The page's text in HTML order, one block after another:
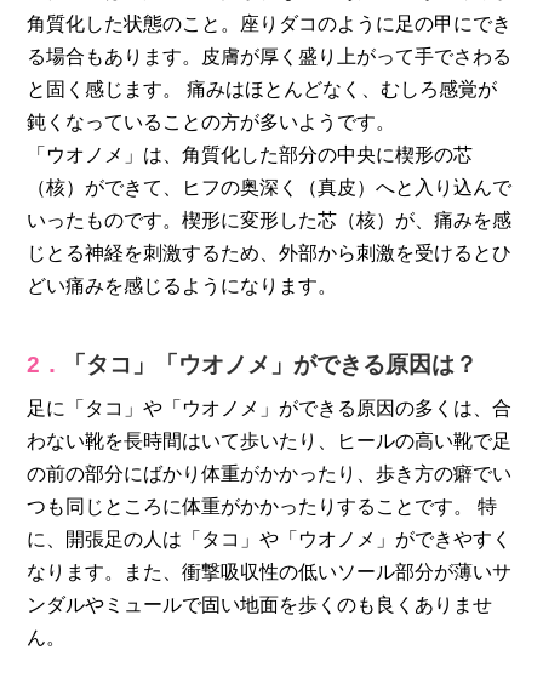
角質化した状態のこと。座りダコのように足の甲にでき
る場合もあります。皮膚が厚く盛り上がって手でさわる
と固く感じます。 痛みはほとんどなく、むしろ感覚が
鈍くなっていることの方が多いようです。
「ウオノメ」は、角質化した部分の中央に楔形の芯
（核）ができて、ヒフの奥深く（真皮）へと入り込んで
いったものです。楔形に変形した芯（核）が、痛みを感
じとる神経を刺激するため、外部から刺激を受けるとひ
どい痛みを感じるようになります。
2． 「タコ」「ウオノメ」ができる原因は？
足に「タコ」や「ウオノメ」ができる原因の多くは、合
わない靴を長時間はいて歩いたり、ヒールの高い靴で足
の前の部分にばかり体重がかかったり、歩き方の癖でい
つも同じところに体重がかかったりすることです。 特
に、開張足の人は「タコ」や「ウオノメ」ができやすく
なります。また、衝撃吸収性の低いソール部分が薄いサ
ンダルやミュールで固い地面を歩くのも良くありませ
ん。